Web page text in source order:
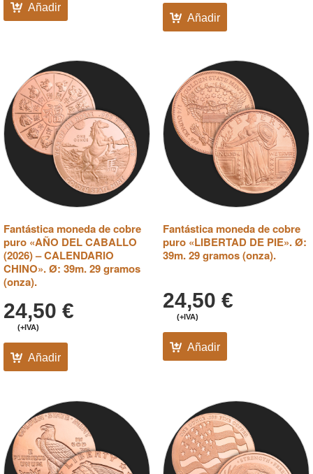
Añadir
Añadir
Fantástica moneda de cobre
puro «AÑO DEL CABALLO
(2026) – CALENDARIO
CHINO». Ø: 39m. 29 gramos
(onza).
24,50 €
(+IVA)
Añadir
Fantástica moneda de cobre
puro «LIBERTAD DE PIE». Ø:
39m. 29 gramos (onza).
24,50 €
(+IVA)
Añadir